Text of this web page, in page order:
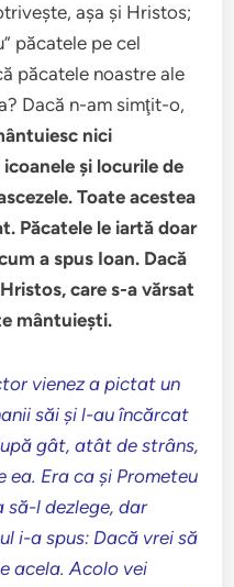
aşa şi Hristos;
păcatele pe cel
păcatele noastre ale
Dacă n-am simţit-o,
nici
şi locurile de
Toate acestea
Păcatele le iartă doar
a spus Ioan. Dacă
care s-a vărsat
mântuieşti.
vienez a pictat un
săi şi l-au încărcat
gât, atât de strâns,
ea. Era ca şi Prometeu
să-l dezlege, dar
i-a spus: Dacă vrei să
acela. Acolo vei